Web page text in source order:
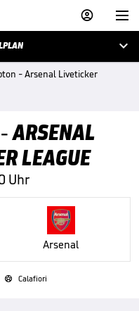



- Arsenal Liveticker
ARSENAL
LEAGUE
Uhr
Arsenal
 Calafiori